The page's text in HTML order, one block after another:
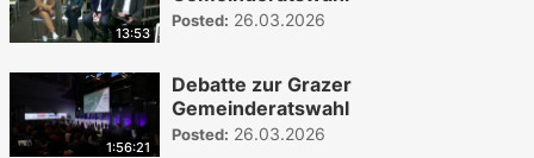
13:53
Posted: 26.03.2026
1:56:21
Debatte zur Grazer
Gemeinderatswahl
Posted: 26.03.2026